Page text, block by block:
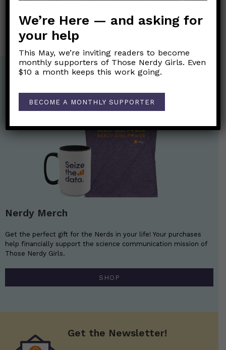
Nerdy Merch
Get the perfect gift for the Nerds in your life! Your purchases
help financially support the science communication mission of
Those Nerdy Girls.
SHOP
Get the Newsletter!
We’re Here — and asking for
your help
This May, we’re inviting readers to become
monthly supporters of Those Nerdy Girls. Even
$10 a month keeps this work going.
BECOME A MONTHLY SUPPORTER